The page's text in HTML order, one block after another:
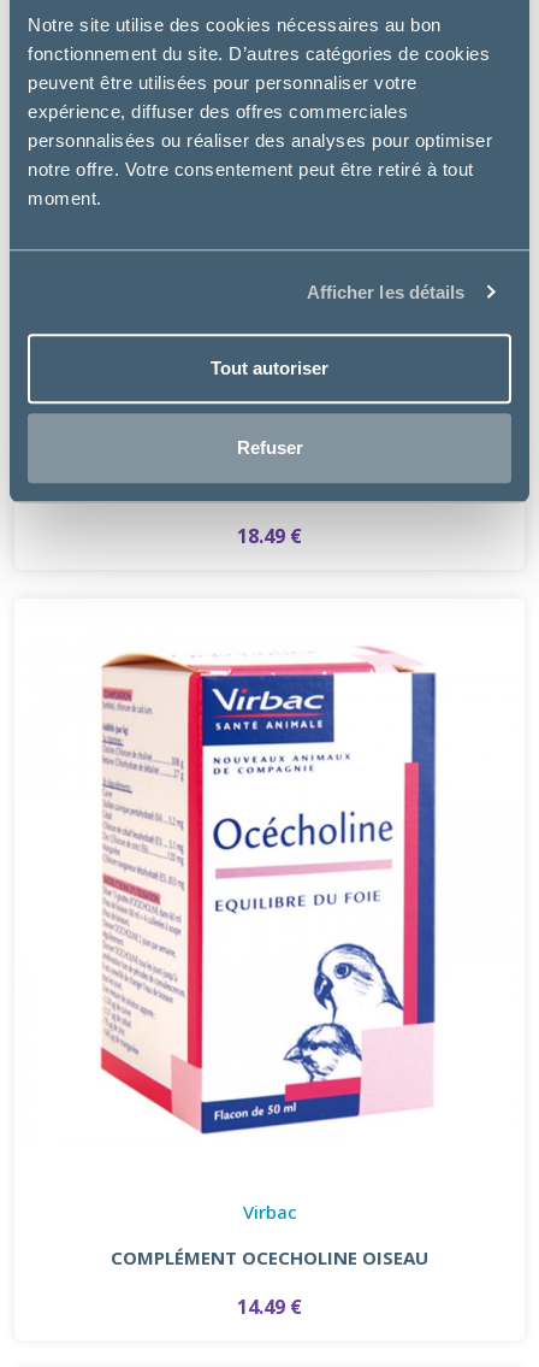
Notre site utilise des cookies nécessaires au bon
fonctionnement du site. D’autres catégories de cookies
peuvent être utilisées pour personnaliser votre
expérience, diffuser des offres commerciales
personnalisées ou réaliser des analyses pour optimiser
notre offre. Votre consentement peut être retiré à tout
moment.
Afficher les détails
Tout autoriser
Refuser
Virbac
PERROTONIC
18.49 €
Virbac
COMPLÉMENT OCECHOLINE OISEAU
14.49 €